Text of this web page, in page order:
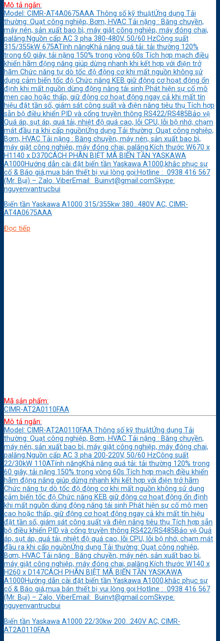
Mô tả ngắn:
Model: CIMR-AT4A0675AAA Thông số kỹ thuậtỨng dụng Tải
thường: Quạt công nghiệp, Bơm, HVAC Tải nặng : Băng chuyền,
máy nén, sản xuất bao bì, máy giặt công nghiệp, máy đóng chai,
palăng.Nguồn cấp AC 3 pha 380-480V, 50/60 HzCông suất
315/355kW 675ATính năngKhả năng quá tải: tải thường 120%
trong 60 giây, tải nặng 150% trong vòng 60s Tích hợp mạch điều
khiển hãm động năng giúp dừng nhanh khi kết hợp với điện trở
hãm Chức năng tự dò tốc độ động cơ khi mất nguồn không sử
dụng cảm biến tốc độ Chức năng KEB giữ động cơ hoạt động ổn
định khi mất nguồn dùng động năng tái sinh Phát hiện sự cố mô
men cao hoặc thấp, giữ động cơ hoạt động ngay cả khi mất tín
hiệu đặt tần số, giám sát công suất và điện năng tiêu thụ Tích hợp
sẵn bộ điều khiển PID và cổng truyền thông RS422/RS485Bảo vệ
Quá áp, sụt áp, quá tải, nhiệt độ quá cao, lỗi CPU, lỗi bộ nhớ, chạm
mát đầu ra khi cấp nguồnỨng dụng Tải thường: Quạt công nghiệp,
Bơm, HVAC Tải nặng : Băng chuyền, máy nén, sản xuất bao bì,
máy giặt công nghiệp, máy đóng chai, palăng.Kích thước W670 x
H1140 x D370CÁCH PHÂN BIỆT MÃ BIẾN TẦN YASKAWA
A1000Hướng dẫn cài đặt biến tần Yaskawa A1000,khắc phục sự
cố & Báo giá,mua bán thiết bị vui lòng gọi:Hotline : 0938 416 567
(Mr. Bụi) – Zalo. ViberEmail: Buinvt@gmail.comSkype:
nguyenvantrucbui
Biến tần Yaskawa A1000 315/355kw 380…480V AC, CIMR-
AT4A0675AAA
Đọc tiếp
Mã sản phẩm:
CIMR-AT2A0110FAA
Mô tả ngắn:
Model: CIMR-AT2A0110FAA Thông số kỹ thuậtỨng dụng Tải
thường: Quạt công nghiệp, Bơm, HVAC Tải nặng : Băng chuyền,
máy nén, sản xuất bao bì, máy giặt công nghiệp, máy đóng chai,
palăng.Nguồn cấp AC 3 pha 200-220V, 50/60 HzCông suất
22/30kW 110ATính năngKhả năng quá tải: tải thường 120% trong
60 giây, tải nặng 150% trong vòng 60s Tích hợp mạch điều khiển
hãm động năng giúp dừng nhanh khi kết hợp với điện trở hãm
Chức năng tự dò tốc độ động cơ khi mất nguồn không sử dụng
cảm biến tốc độ Chức năng KEB giữ động cơ hoạt động ổn định
khi mất nguồn dùng động năng tái sinh Phát hiện sự cố mô men
cao hoặc thấp, giữ động cơ hoạt động ngay cả khi mất tín hiệu
đặt tần số, giám sát công suất và điện năng tiêu thụ Tích hợp sẵn
bộ điều khiển PID và cổng truyền thông RS422/RS485Bảo vệ Quá
áp, sụt áp, quá tải, nhiệt độ quá cao, lỗi CPU, lỗi bộ nhớ, chạm mát
đầu ra khi cấp nguồnỨng dụng Tải thường: Quạt công nghiệp,
Bơm, HVAC Tải nặng : Băng chuyền, máy nén, sản xuất bao bì,
máy giặt công nghiệp, máy đóng chai, palăng.Kích thước W140 x
H260 x D147CÁCH PHÂN BIỆT MÃ BIẾN TẦN YASKAWA
A1000Hướng dẫn cài đặt biến tần Yaskawa A1000,khắc phục sự
cố & Báo giá,mua bán thiết bị vui lòng gọi:Hotline : 0938 416 567
(Mr. Bụi) – Zalo. ViberEmail: Buinvt@gmail.comSkype:
nguyenvantrucbui
Biến tần Yaskawa A1000 22/30kw 200…240V AC, CIMR-
AT2A0110FAA